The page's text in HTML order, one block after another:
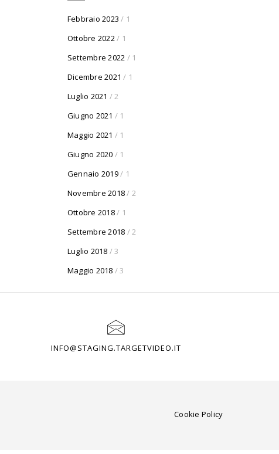
Febbraio 2023 / 1
Ottobre 2022 / 1
Settembre 2022 / 1
Dicembre 2021 / 1
Luglio 2021 / 2
Giugno 2021 / 1
Maggio 2021 / 1
Giugno 2020 / 1
Gennaio 2019/ 1
Novembre 2018/ 2
Ottobre 2018/ 1
Settembre 2018 / 2
Luglio 2018 / 3
Maggio 2018 / 3
INFO@STAGING.TARGETVIDEO.IT
Cookie Policy